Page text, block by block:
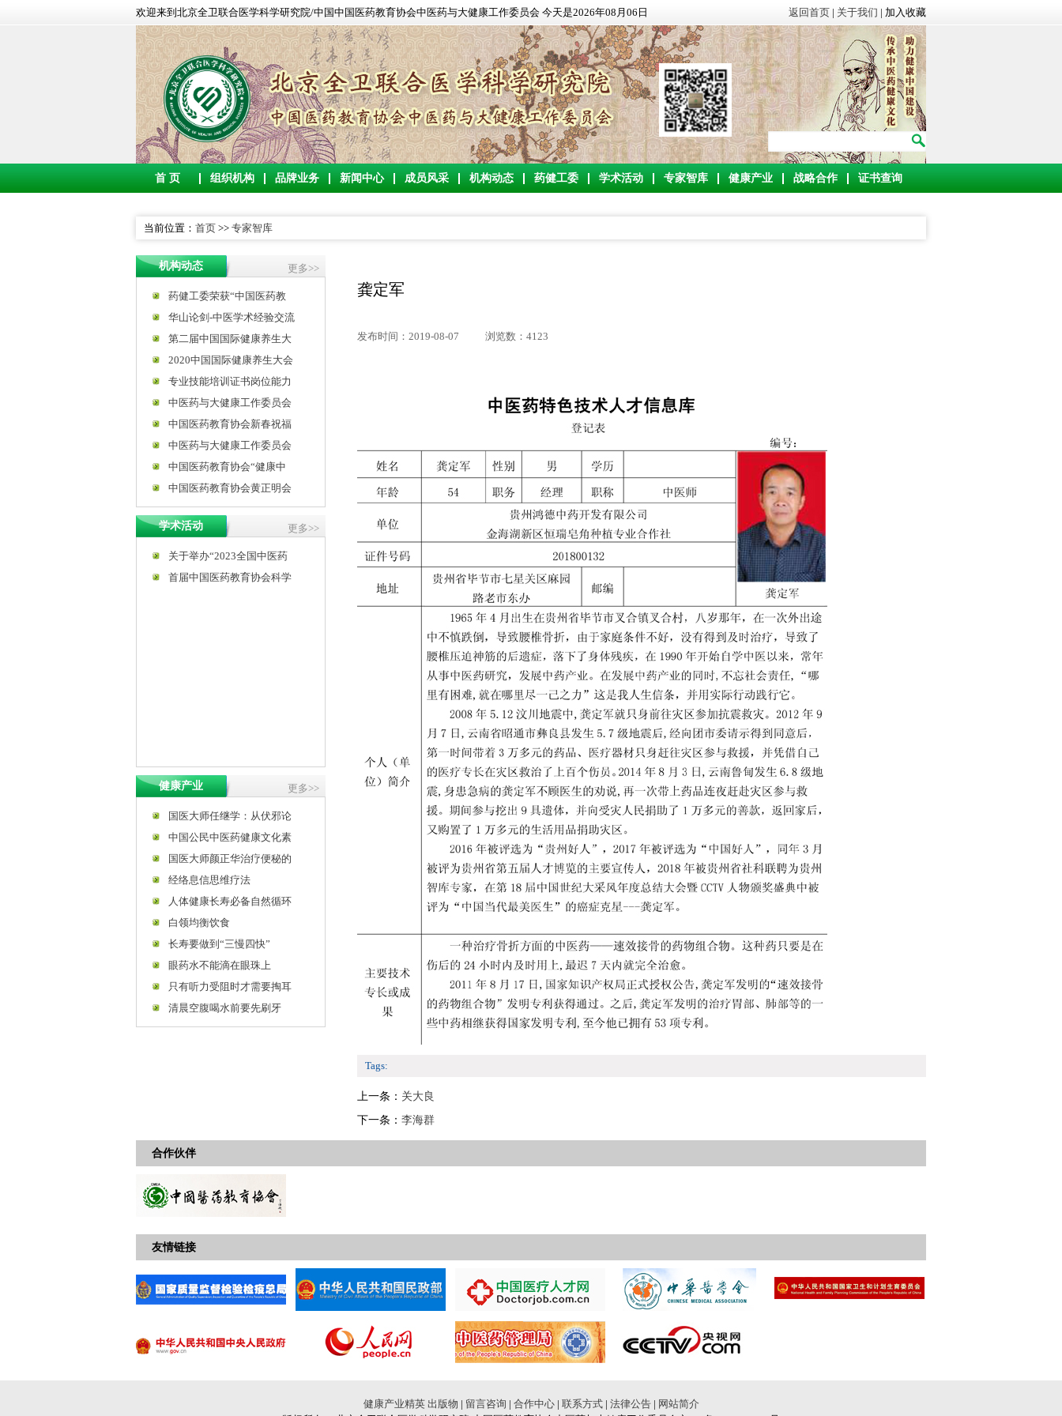
欢迎来到北京全卫联合医学科学研究院/中国中国医药教育协会中医药与大健康工作委员会 今天是2026年08月06日 返回首页 | 关于我们 | 加入收藏
首 页 组织机构 品牌业务 新闻中心 成员风采 机构动态 药健工委 学术活动 专家智库 健康产业 战略合作 证书查询
当前位置： 首页 >> 专家智库
龚定军
发布时间：2019-08-07 浏览数：4123
Tags:
上一条： 关大良
下一条： 李海群
机构动态 更多>>
药健工委荣获“中国医药教
华山论剑-中医学术经验交流
第二届中国国际健康养生大
2020中国国际健康养生大会
专业技能培训证书岗位能力
中医药与大健康工作委员会
中国医药教育协会新春祝福
中医药与大健康工作委员会
中国医药教育协会“健康中
中国医药教育协会黄正明会
学术活动 更多>>
关于举办“2023全国中医药
首届中国医药教育协会科学
健康产业 更多>>
国医大师任继学：从伏邪论
中国公民中医药健康文化素
国医大师颜正华治疗便秘的
经络息信思维疗法
人体健康长寿必备自然循环
白领均衡饮食
长寿要做到“三慢四快”
眼药水不能滴在眼珠上
只有听力受阻时才需要掏耳
清晨空腹喝水前要先刷牙
合作伙伴
友情链接
健康产业精英 出版物 | 留言咨询 | 合作中心| 联系方式| 法律公告| 网站简介